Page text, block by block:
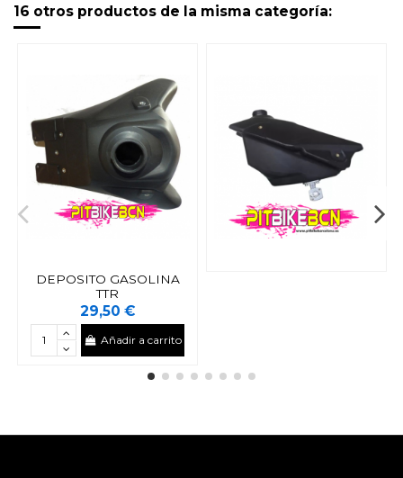
16 otros productos de la misma categoría:
DEPOSITO GASOLINA
TTR
29,50 €
Añadir a carrito